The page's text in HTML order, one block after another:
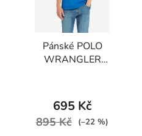
Pánské POLO
WRANGLER
Sea
695 Kč
895 Kč (–22 %)